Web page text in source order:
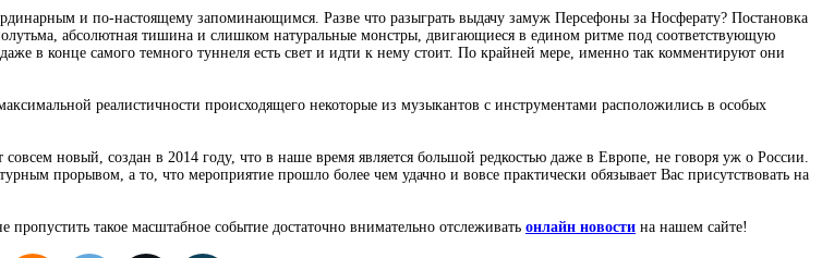
и по-настоящему запоминающимся. Разве что разыграть выдачу замуж Персефоны за Носферату? Постановка
абсолютная тишина и слишком натуральные монстры, двигающиеся в едином ритме под соответствующую
в конце самого темного туннеля есть свет и идти к нему стоит. По крайней мере, именно так комментируют они
реалистичности происходящего некоторые из музыкантов с инструментами расположились в особых
новый, создан в 2014 году, что в наше время является большой редкостью даже в Европе, не говоря уж о России.
прорывом, а то, что мероприятие прошло более чем удачно и вовсе практически обязывает Вас присутствовать на
такое масштабное событие достаточно внимательно отслеживать онлайн новости на нашем сайте!